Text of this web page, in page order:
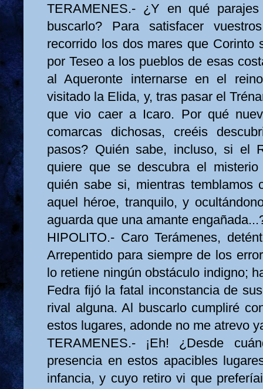
TERAMENES.- ¿Y en qué
buscarlo? Para satisfacer
recorrido los dos mares que Corinto
por Teseo a los pueblos de esas
al Aqueronte internarse en el
visitado la Elida, y, tras pasar el
que vio caer a Icaro. Por qué
comarcas dichosas, creéis
pasos? Quién sabe, incluso, si el
quiere que se descubra el
quién sabe si, mientras temblamos
aquel héroe, tranquilo, y
aguarda que una amante
HIPOLITO.- Caro Terámenes,
Arrepentido para siempre de los
lo retiene ningún obstáculo indigno;
Fedra fijó la fatal inconstancia de
rival alguna. Al buscarlo cumpliré
estos lugares, adonde no me atrevo
TERAMENES.- ¡Eh! ¿Desde
presencia en estos apacibles
infancia, y cuyo retiro vi que